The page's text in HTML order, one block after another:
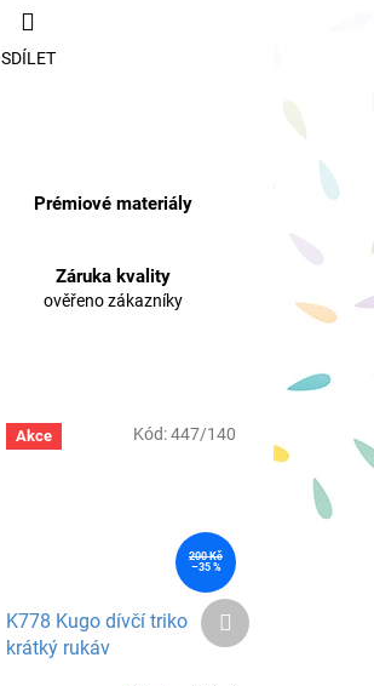
SDÍLET
Prémiové materiály
Záruka kvality
ověřeno zákazníky
Akce
200 Kč
–35 %
K778 Kugo dívčí triko
krátký rukáv
Kód:447/140
Další
produkt